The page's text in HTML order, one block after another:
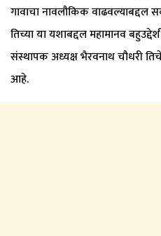
गावाचा नावलौकिक वाढवल्याबद्दल
तिच्या या यशाबद्दल महामानव
संस्थापक अध्यक्ष भैरवनाथ चौधरी
आहे.